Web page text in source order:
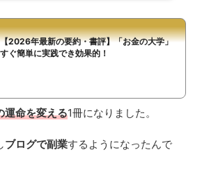
【2026年最新の要約・書評】「お金の大学」
すぐ簡単に実践でき効果的！
運命を変える1冊になりました。
ブログで副業するようになったんで